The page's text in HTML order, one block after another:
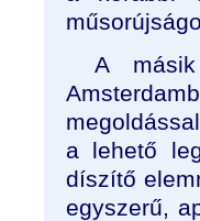
A
a lehető
díszítő
egyszerű,